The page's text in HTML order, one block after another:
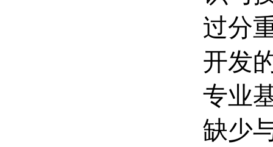
过分
开发
专业
缺少